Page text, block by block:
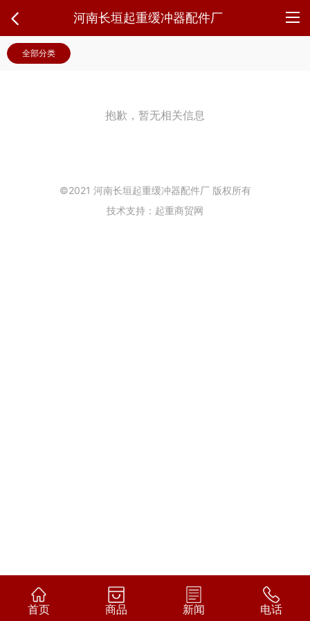
河南长垣起重缓冲器配件厂
全部分类
抱歉，暂无相关信息
©2021 河南长垣起重缓冲器配件厂 版权所有
技术支持：起重商贸网
首页 商品 新闻 电话